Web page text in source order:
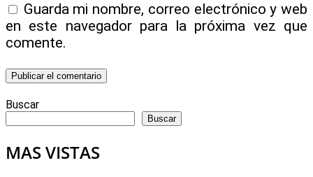
Guarda mi nombre, correo electrónico y web
en este navegador para la próxima vez que
comente.
Buscar
Buscar
MAS VISTAS